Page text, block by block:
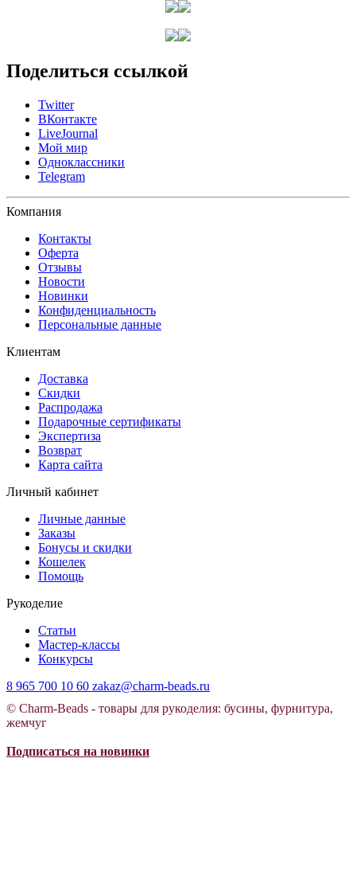
Поделиться ссылкой
Twitter
ВКонтакте
LiveJournal
Мой мир
Одноклассники
Telegram
Компания
Контакты
Оферта
Отзывы
Новости
Новинки
Конфиденциальность
Персональные данные
Клиентам
Доставка
Скидки
Распродажа
Подарочные сертификаты
Экспертиза
Возврат
Карта сайта
Личный кабинет
Личные данные
Заказы
Бонусы и скидки
Кошелек
Помощь
Рукоделие
Статьи
Мастер-классы
Конкурсы
8 965 700 10 60 zakaz@charm-beads.ru
© Charm-Beads - товары для рукоделия: бусины, фурнитура,
жемчуг
Подписаться на новинки